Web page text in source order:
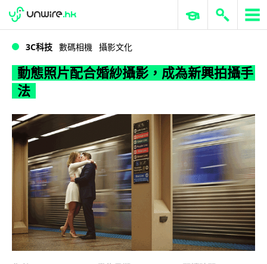
動態照片配合婚紗攝影，成為新興拍攝手法
WWDC 2026 ERP 與商業 AI
3C科技 數碼相機 攝影文化
動態照片配合婚紗攝影，成為新興拍攝手
法